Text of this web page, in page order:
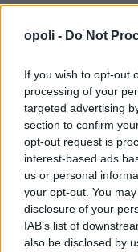
opoli - Do Not
If you wish to opt-out
processing of your
targeted advertising
section to confirm
opt-out request is
interest-based ads
us or personal
your opt-out. You
disclosure of your
IAB’s list of
also be disclosed by